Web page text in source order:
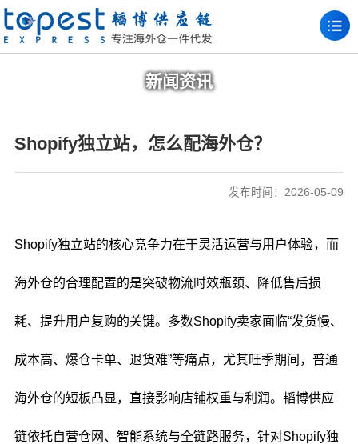
新闻资讯
Shopify独立站，怎么配海外仓？
发布时间：2026-05-09
Shopify独立站的核心竞争力在于灵活运营与用户体验，而
海外仓的合理配置的是突破物流时效瓶颈、降低售后损
耗、提升用户复购的关键。多数Shopify卖家面临“发货慢、
成本高、爆仓卡单、退货难”等痛点，尤其旺季期间，普通
海外仓的短板凸显，直接影响店铺权重与利润。韬博供应
链依托自营仓网、智能系统与全链路服务，针对Shopify独